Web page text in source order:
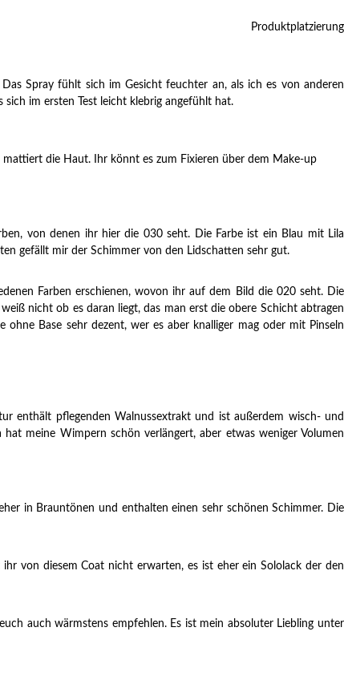
Produktplatzierung
Spray fühlt sich im Gesicht feuchter an, als ich es von anderen
im ersten Test leicht klebrig angefühlt hat.
die Haut. Ihr könnt es zum Fixieren über dem Make-up
von denen ihr hier die 030 seht. Die Farbe ist ein Blau mit Lila
gefällt mir der Schimmer von den Lidschatten sehr gut.
Farben erschienen, wovon ihr auf dem Bild die 020 seht. Die
nicht ob es daran liegt, das man erst die obere Schicht abtragen
Base sehr dezent, wer es aber knalliger mag oder mit Pinseln
enthält pflegenden Walnussextrakt und ist außerdem wisch- und
meine Wimpern schön verlängert, aber etwas weniger Volumen
in Brauntönen und enthalten einen sehr schönen Schimmer. Die
von diesem Coat nicht erwarten, es ist eher ein Sololack der den
auch wärmstens empfehlen. Es ist mein absoluter Liebling unter